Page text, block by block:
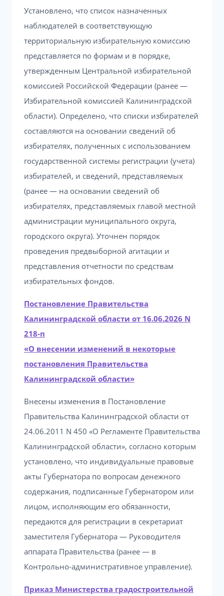
Установлено, что список назначенных
наблюдателей в соответствующую
территориальную избирательную комиссию
представляется по формам и в порядке,
утвержденным Центральной избирательной
комиссией Российской Федерации (ранее —
Избирательной комиссией Калининградской
области). Определено, что списки избирателей
составляются на основании сведений об
избирателях, полученных с использованием
государственной системы регистрации (учета)
избирателей, и сведений, представляемых
(ранее — на основании сведений об
избирателях, представляемых главой местной
администрации муниципального округа,
городского округа). Уточнен порядок
проведения предвыборной агитации и
представления отчетности по средствам
избирательных фондов.
Постановление Правительства
Калининградской области от 16.06.2026 N
218-п
«О внесении изменений в некоторые
постановления Правительства
Калининградской области»
Внесены изменения в Постановление
Правительства Калининградской области от
24.06.2011 N 450 «О Регламенте Правительства
Калининградской области», согласно которым
установлено, что индивидуальные правовые
акты Губернатора по вопросам денежного
содержания, подписанные Губернатором или
лицом, исполняющим его обязанности,
передаются для регистрации в секретариат
заместителя Губернатора — Руководителя
аппарата Правительства (ранее — в
Контрольно-административное управление).
Приказ Министерства градостроительной